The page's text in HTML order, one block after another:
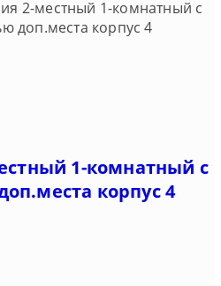
1-комнатный с
корпус 4